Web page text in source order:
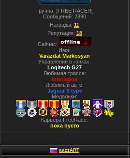
Группа: ]FREE RACER[
Сообщений: 2890
Награды: 11
Репутация: 18
Сейчас:
Имя:
Varazdat Markosyan
Управление в гонках:
Logitech G27
Любимая трасса:
Interlagos
Любимый авто:
Jaguar S type
Медальки:
Карьера FreeRace:
пока пусто
aazzART